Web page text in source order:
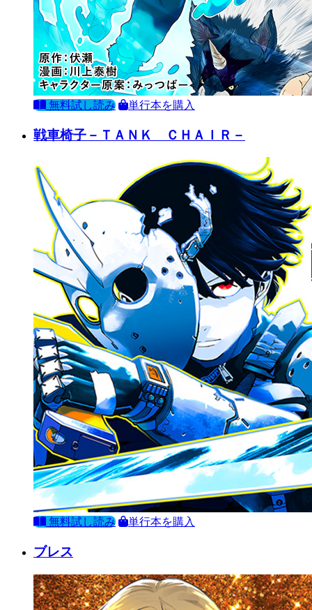
無料試し読み 単行本を購入
戦車椅子－ＴＡＮＫ ＣＨＡＩＲ－
無料試し読み 単行本を購入
ブレス